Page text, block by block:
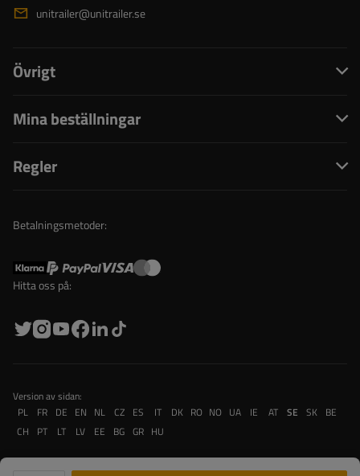
unitrailer@unitrailer.se
Övrigt
Mina beställningar
Regler
Betalningsmetoder:
Hitta oss på:
Version av sidan:
PL
FR DE EN NL CZ ES IT DK RO NO UA IE AT SE SK BE
CH
PT LT LV EE BG GR HU